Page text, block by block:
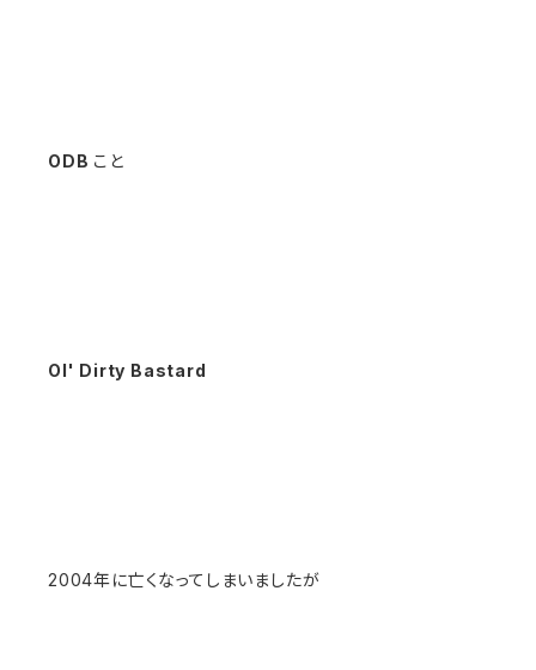
ODB こと
Ol' Dirty Bastard
2004年に亡くなってしまいましたが